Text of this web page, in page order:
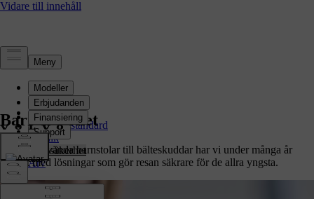
Säkerhet
Översikt
Säkerhetsstandard
Teknik
Barnsäkerhet
Arv
Barnsäkerhet
Från bakåtvända barnstolar till bälteskuddar har vi under många år
arbetat med lösningar som gör resan säkrare för de allra yngsta.